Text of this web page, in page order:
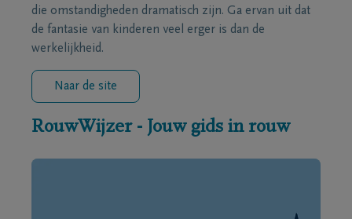
die omstandigheden dramatisch zijn. Ga ervan uit dat
de fantasie van kinderen veel erger is dan de
werkelijkheid.
Naar de site
RouwWijzer - Jouw gids in rouw